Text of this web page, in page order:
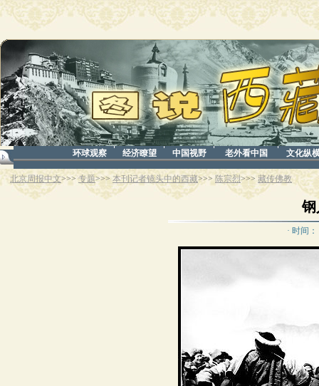
文化纵
老外看中国
中国视野
经济瞭望
环球观察
北京周报中文>>> 专题>>>本刊记者镜头中的西藏>>> 陈宗烈>>> 藏传佛教
钢
· 时间